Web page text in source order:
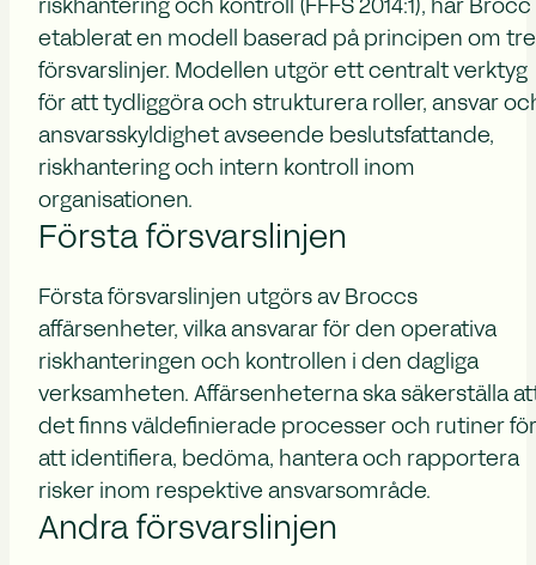
riskhantering och kontroll (FFFS 2014:1), har Brocc
etablerat en modell baserad på principen om tre
försvarslinjer. Modellen utgör ett centralt verktyg
för att tydliggöra och strukturera roller, ansvar
ansvarsskyldighet avseende beslutsfattande,
riskhantering och intern kontroll inom
organisationen.
Första försvarslinjen
Första försvarslinjen utgörs av Broccs
affärsenheter, vilka ansvarar för den operativa
riskhanteringen och kontrollen i den dagliga
verksamheten. Affärsenheterna ska säkerställa
det finns väldefinierade processer och rutiner för
att identifiera, bedöma, hantera och rapportera
risker inom respektive ansvarsområde.
Andra försvarslinjen